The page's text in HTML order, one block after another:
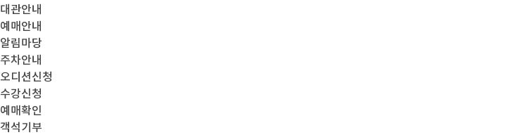
대관안내
예매안내
알림마당
주차안내
오디션신청
수강신청
예매확인
객석기부